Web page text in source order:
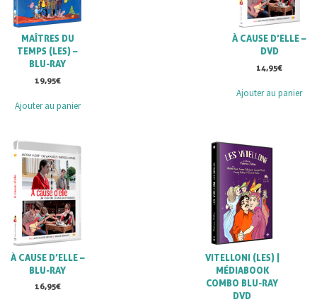
MAÎTRES DU
TEMPS (LES) –
BLU-RAY
19,95€
Ajouter au panier
À CAUSE D’ELLE –
DVD
14,95€
Ajouter au panier
À CAUSE D’ELLE –
BLU-RAY
16,95€
VITELLONI (LES) |
MÉDIABOOK
COMBO BLU-RAY
DVD